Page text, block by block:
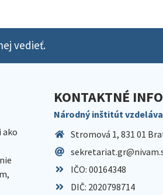
vedieť.
ako
KONTAKTNÉ
Národný inštitút
Stromová 1, 831 01
IČO: 00164348
DIČ: 2020798714